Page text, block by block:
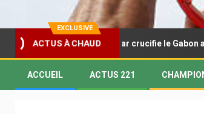
EXCLUSIVE
ACTUS À CHAUD
– Madagascar crucifie le Gabon au buzzer
ACCUEIL ACTUS 221